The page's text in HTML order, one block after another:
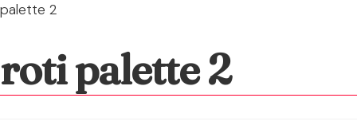
palette 2
roti palette 2